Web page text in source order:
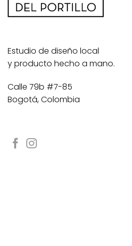
Estudio de diseño local
y producto hecho a mano.
Calle 79b #7-85
Bogotá, Colombia